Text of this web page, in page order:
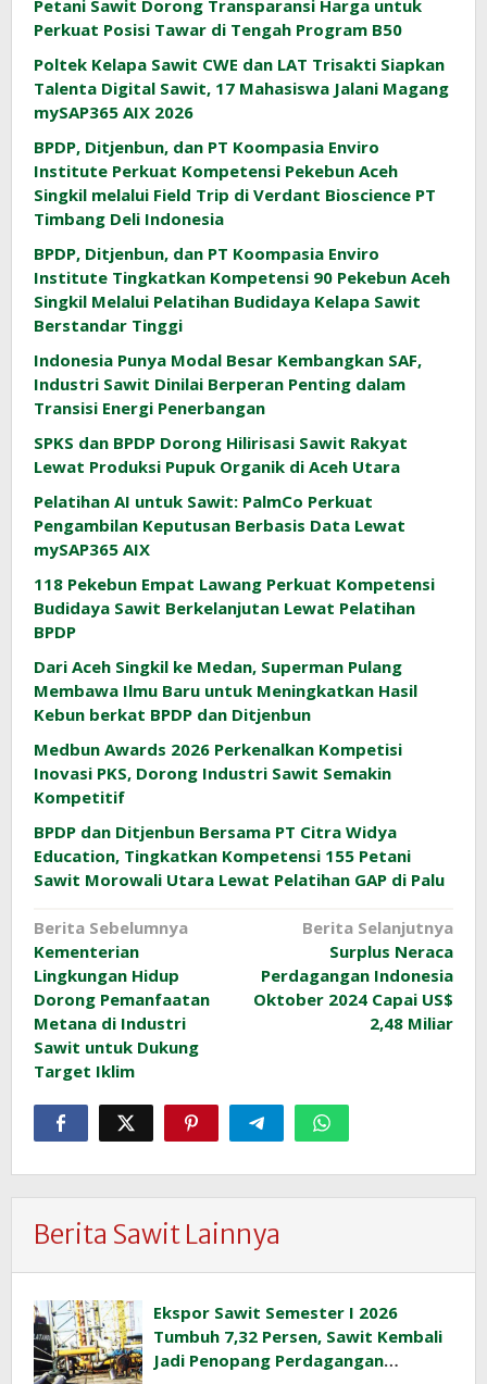
Petani Sawit Dorong Transparansi Harga untuk
Perkuat Posisi Tawar di Tengah Program B50
Poltek Kelapa Sawit CWE dan LAT Trisakti Siapkan
Talenta Digital Sawit, 17 Mahasiswa Jalani Magang
mySAP365 AIX 2026
BPDP, Ditjenbun, dan PT Koompasia Enviro
Institute Perkuat Kompetensi Pekebun Aceh
Singkil melalui Field Trip di Verdant Bioscience PT
Timbang Deli Indonesia
BPDP, Ditjenbun, dan PT Koompasia Enviro
Institute Tingkatkan Kompetensi 90 Pekebun Aceh
Singkil Melalui Pelatihan Budidaya Kelapa Sawit
Berstandar Tinggi
Indonesia Punya Modal Besar Kembangkan SAF,
Industri Sawit Dinilai Berperan Penting dalam
Transisi Energi Penerbangan
SPKS dan BPDP Dorong Hilirisasi Sawit Rakyat
Lewat Produksi Pupuk Organik di Aceh Utara
Pelatihan AI untuk Sawit: PalmCo Perkuat
Pengambilan Keputusan Berbasis Data Lewat
mySAP365 AIX
118 Pekebun Empat Lawang Perkuat Kompetensi
Budidaya Sawit Berkelanjutan Lewat Pelatihan
BPDP
Dari Aceh Singkil ke Medan, Superman Pulang
Membawa Ilmu Baru untuk Meningkatkan Hasil
Kebun berkat BPDP dan Ditjenbun
Medbun Awards 2026 Perkenalkan Kompetisi
Inovasi PKS, Dorong Industri Sawit Semakin
Kompetitif
BPDP dan Ditjenbun Bersama PT Citra Widya
Education, Tingkatkan Kompetensi 155 Petani
Sawit Morowali Utara Lewat Pelatihan GAP di Palu
Navigasi
pos
Berita Sebelumnya
Kementerian
Lingkungan Hidup
Dorong Pemanfaatan
Metana di Industri
Sawit untuk Dukung
Target Iklim
Berita Selanjutnya
Surplus Neraca
Perdagangan Indonesia
Oktober 2024 Capai US$
2,48 Miliar
Berita Sawit Lainnya
Ekspor Sawit Semester I 2026
Tumbuh 7,32 Persen, Sawit Kembali
Jadi Penopang Perdagangan